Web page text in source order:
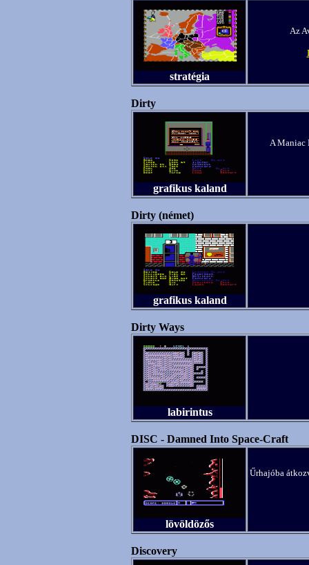
stratégia
Az
Dirty
grafikus kaland
A Maniac
Dirty (német)
grafikus kaland
Dirty Ways
labirintus
DISC - Damned Into Space-Craft
lövöldözős
Űrhajóba
Discovery